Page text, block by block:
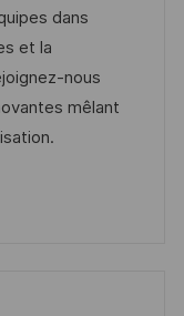
dans
et la
nous
mêlant